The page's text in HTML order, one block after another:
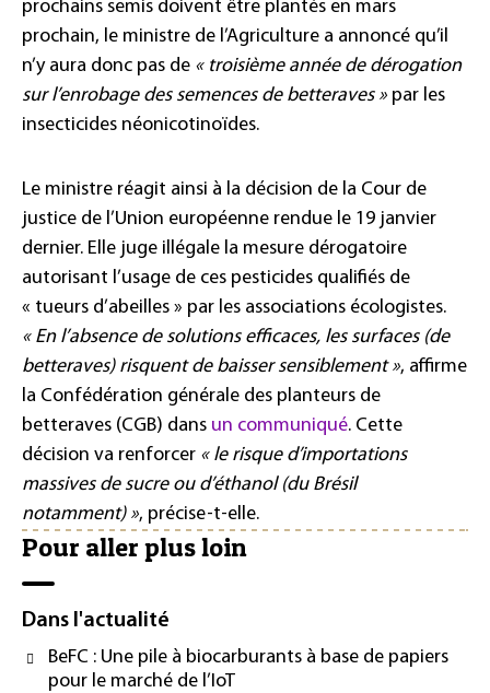
prochains semis doivent être plantés en mars
prochain, le ministre de l’Agriculture a annoncé qu’il
n’y aura donc pas de « troisième année de dérogation
sur l’enrobage des semences de betteraves » par les
insecticides néonicotinoïdes.
Le ministre réagit ainsi à la décision de la Cour de
justice de l’Union européenne rendue le 19 janvier
dernier. Elle juge illégale la mesure dérogatoire
autorisant l’usage de ces pesticides qualifiés de
« tueurs d’abeilles » par les associations écologistes.
« En l’absence de solutions efficaces, les surfaces (de
betteraves) risquent de baisser sensiblement », affirme
la Confédération générale des planteurs de
betteraves (CGB) dans un communiqué. Cette
décision va renforcer « le risque d’importations
massives de sucre ou d’éthanol (du Brésil
notamment) », précise-t-elle.
Pour aller plus loin
Dans l'actualité
BeFC : Une pile à biocarburants à base de papiers
pour le marché de l’IoT